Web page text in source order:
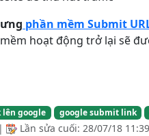
phần mềm Submit
hoạt động trở lại sẽ
google google submit link
| Lần sửa cuối: 28/07/18 11:39